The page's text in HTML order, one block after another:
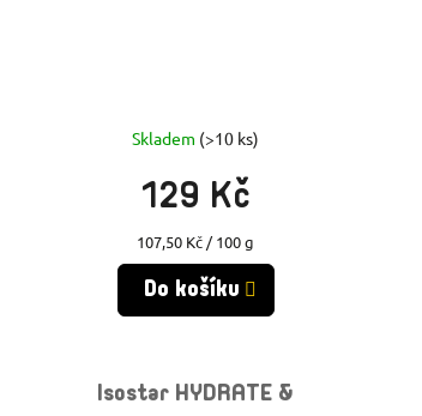
Skladem (>10 ks)
129 Kč
Měrná
cena:
107,50 Kč / 100 g
Do košíku
Isostar HYDRATE &